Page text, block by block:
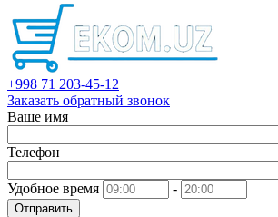
+998 71 203-45-12
Заказать обратный звонок
Ваше имя
Телефон
Удобное время -
Отправить